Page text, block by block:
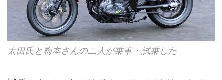
太田氏と梅本さんの二人が乗車・試乗した